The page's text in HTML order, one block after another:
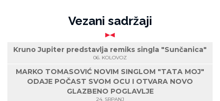
Vezani sadržaji
Kruno Jupiter predstavlja remiks singla "Sunčanica"
06. KOLOVOZ
MARKO TOMASOVIĆ NOVIM SINGLOM "TATA MOJ"
ODAJE POČAST SVOM OCU I OTVARA NOVO
GLAZBENO POGLAVLJE
24. SRPANJ